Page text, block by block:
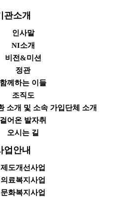
관소개
인사말
NI소개
비전&미션
정관
함께하는 이들
조직도
소개 및 소속 가입단체 소개
걸어온 발자취
오시는 길
업안내
제도개선사업
의료복지사업
문화복지사업